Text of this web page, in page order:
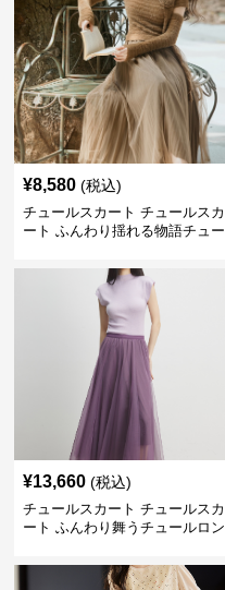
¥8,580 (税込)
チュールスカート チュールスカ
ート ふんわり揺れる物語チュー
¥13,660 (税込)
チュールスカート チュールスカ
ート ふんわり舞うチュールロン